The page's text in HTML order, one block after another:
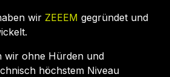
wir ZEEEM gegründet und
wir ohne Hürden und
höchstem Niveau